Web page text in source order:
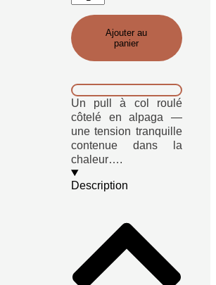
Ajouter au
panier
Un pull à col roulé
côtelé en alpaga —
une tension tranquille
contenue dans la
chaleur….
Description